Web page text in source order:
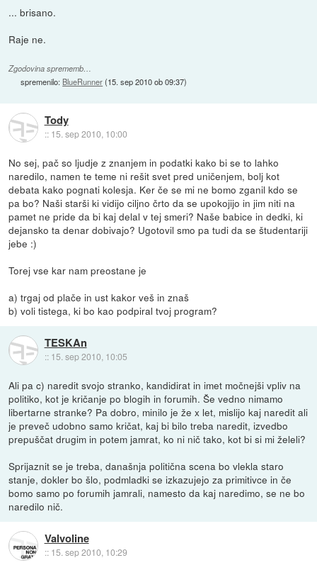
... brisano.
Raje ne.
Zgodovina sprememb…
spremenilo: BlueRunner(15. sep 2010 ob 09:37)
Tody
:: 15. sep 2010, 10:00
No sej, pač so ljudje z znanjem in podatki kako bi se to lahko
naredilo, namen te teme ni rešit svet pred uničenjem, bolj kot
debata kako pognati kolesja. Ker če se mi ne bomo zganil kdo se
pa bo? Naši starši ki vidijo ciljno črto da se upokojijo in jim niti na
pamet ne pride da bi kaj delal v tej smeri? Naše babice in dedki, ki
dejansko ta denar dobivajo? Ugotovil smo pa tudi da se študentariji
jebe :)
Torej vse kar nam preostane je
a) trgaj od plače in ust kakor veš in znaš
b) voli tistega, ki bo kao podpiral tvoj program?
TESKAn
:: 15. sep 2010, 10:05
Ali pa c) naredit svojo stranko, kandidirat in imet močnejši vpliv na
politiko, kot je kričanje po blogih in forumih. Še vedno nimamo
libertarne stranke? Pa dobro, minilo je že x let, mislijo kaj naredit ali
je preveč udobno samo kričat, kaj bi bilo treba naredit, izvedbo
prepuščat drugim in potem jamrat, ko ni nič tako, kot bi si mi želeli?
Sprijaznit se je treba, današnja politična scena bo vlekla staro
stanje, dokler bo šlo, podmladki se izkazujejo za primitivce in če
bomo samo po forumih jamrali, namesto da kaj naredimo, se ne bo
naredilo nič.
Valvoline
:: 15. sep 2010, 10:29